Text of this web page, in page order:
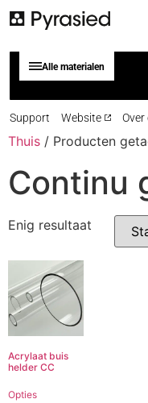
Alle materialen
Support Website
Thuis / Producten
Continu
Enig resultaat
Acrylaat buis
helder CC
Opties